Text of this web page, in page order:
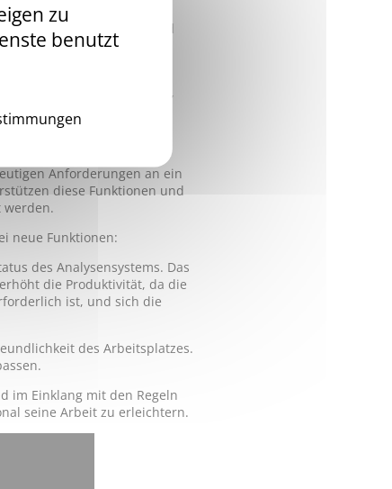
und
und einzigartigen
und -Fehlerbehebung,
barcodierte
Anforderungen an ein
diese Funktionen und
neue Funktionen:
des Analysensystems. Das
die Produktivität, da die
ist, und sich die
des Arbeitsplatzes.
im Einklang mit den Regeln
seine Arbeit zu erleichtern.
zu
benutzt